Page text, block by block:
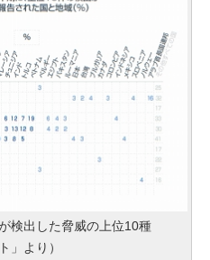
検出した脅威の上位10種
」より）